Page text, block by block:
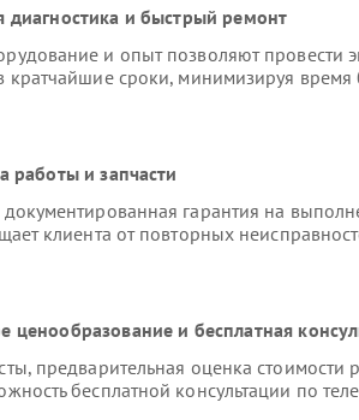
диагностика и быстрый ремонт
и опыт позволяют провести
кратчайшие сроки, минимизируя время
работы и запчасти
документированная гарантия на
клиента от повторных
ценообразование и бесплатная
предварительная оценка стоимости
бесплатной консультации по